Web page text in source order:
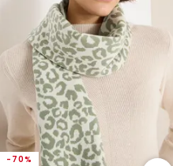
-70%